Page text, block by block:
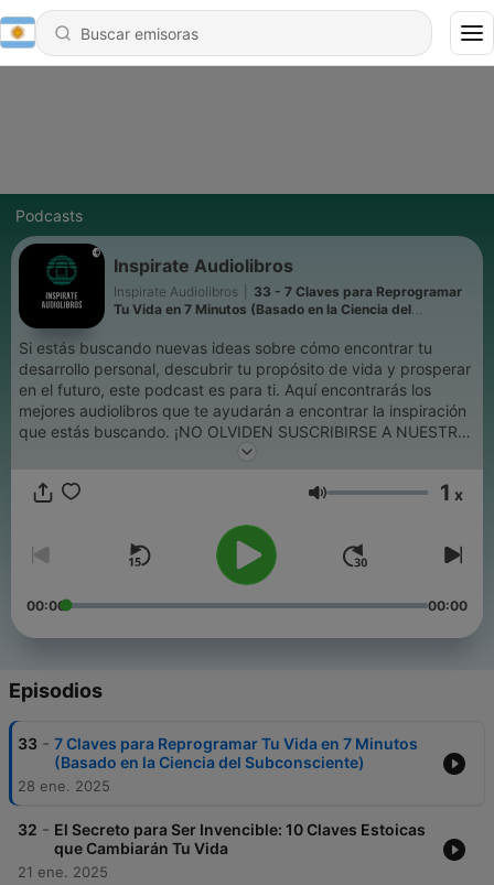
Podcasts
Inspirate Audiolibros
Inspirate Audiolibros
33 - 7 Claves para Reprogramar
Tu Vida en 7 Minutos (Basado en la Ciencia del
Si estás buscando nuevas ideas sobre cómo encontrar tu
desarrollo personal, descubrir tu propósito de vida y prosperar
en el futuro, este podcast es para ti. Aquí encontrarás los
mejores audiolibros que te ayudarán a encontrar la inspiración
que estás buscando. ¡NO OLVIDEN SUSCRIBIRSE A NUESTRO
Volumen 1 x
00:00 00:00
Episodios
33 - 7 Claves para Reprogramar Tu Vida en 7 Minutos
(Basado en la Ciencia del Subconsciente)
28 ene. 2025
32 - El Secreto para Ser Invencible: 10 Claves Estoicas
que Cambiarán Tu Vida
21 ene. 2025